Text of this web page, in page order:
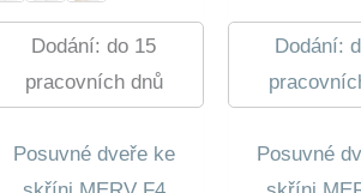
Dodání: do 15
pracovních dnů
Posuvné dveře ke
Dodání:
Posuvné